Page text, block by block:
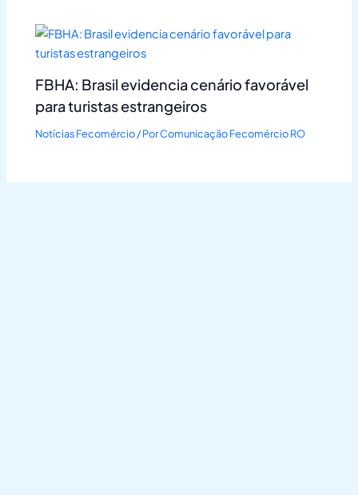
FBHA: Brasil evidencia cenário favorável
para turistas estrangeiros
Notícias Fecomércio/ PorComunicação Fecomércio RO